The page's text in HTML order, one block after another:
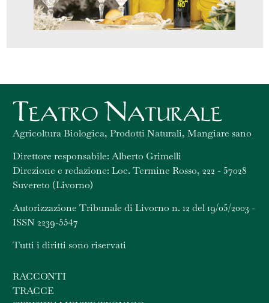
Agricoltura Biologica, Prodotti Naturali, Mangiare sano
Direttore responsabile: Alberto Grimelli
Direzione e redazione: Loc. Termine Rosso, 222 - 57028
Suvereto (Livorno)
Autorizzazione Tribunale di Livorno n. 12 del 19/05/2003 -
ISSN 2239-5547
Tutti i diritti sono riservati
RACCONTI
TRACCE